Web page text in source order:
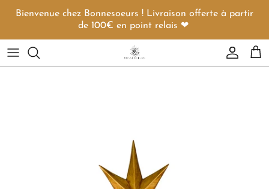
Bienvenue chez Bonnesoeurs ! Livraison offerte à partir
de 100€ en point relais ❤︎
Compte